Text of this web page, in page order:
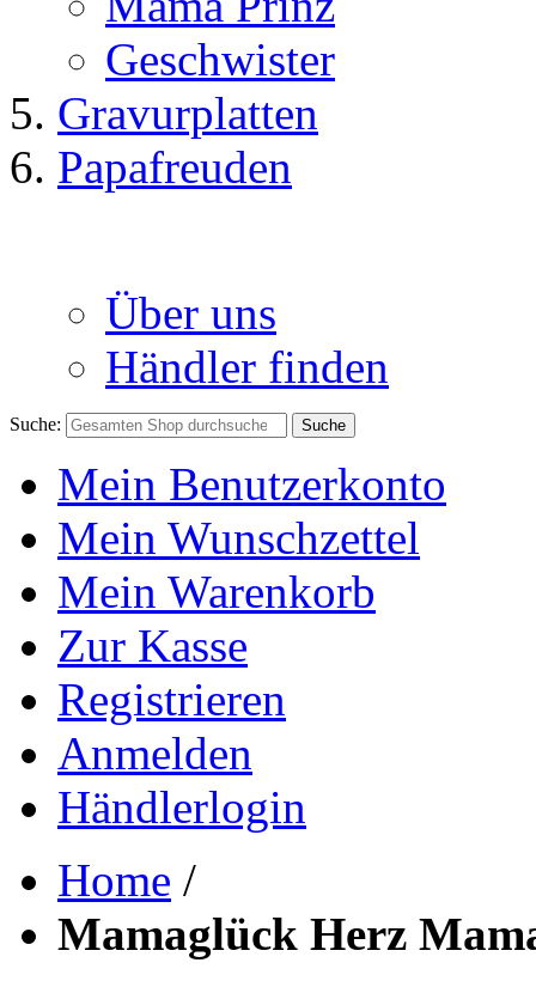
Geschwister
Gravurplatten
Papafreuden
Über uns
Händler finden
Suche: Suche
Mein Benutzerkonto
Mein Wunschzettel
Mein Warenkorb
Zur Kasse
Registrieren
Anmelden
Händlerlogin
Home /
Mamaglück Herz